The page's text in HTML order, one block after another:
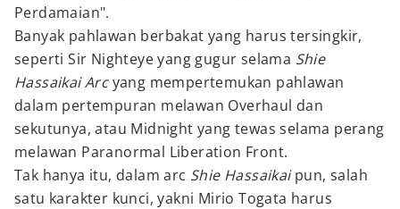
Perdamaian".
Banyak pahlawan berbakat yang harus tersingkir,
seperti Sir Nighteye yang gugur selama Shie
Hassaikai Arcyang mempertemukan pahlawan
dalam pertempuran melawan Overhaul dan
sekutunya, atau Midnight yang tewas selama perang
melawan Paranormal Liberation Front.
Tak hanya itu, dalam arc Shie Hassaikaipun, salah
satu karakter kunci, yakni Mirio Togata harus